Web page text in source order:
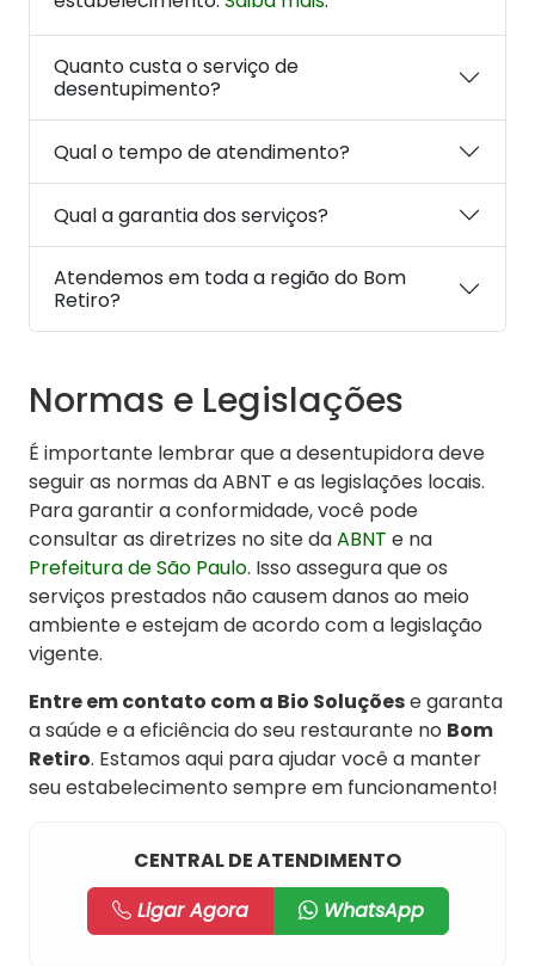
Quanto custa o serviço de
desentupimento?
Qual o tempo de atendimento?
Qual a garantia dos serviços?
Atendemos em toda a região do Bom
Retiro?
Normas e Legislações
É importante lembrar que a desentupidora deve
seguir as normas da ABNT e as legislações locais.
Para garantir a conformidade, você pode
consultar as diretrizes no site daABNT e na
Prefeitura de São Paulo. Isso assegura que os
serviços prestados não causem danos ao meio
ambiente e estejam de acordo com a legislação
vigente.
Entre em contato com a Bio Soluçõese garanta
a saúde e a eficiência do seu restaurante no Bom
Retiro. Estamos aqui para ajudar você a manter
seu estabelecimento sempre em funcionamento!
CENTRAL DE ATENDIMENTO
Ligar Agora
WhatsApp